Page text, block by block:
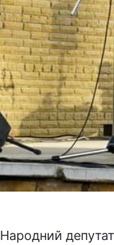
Народний